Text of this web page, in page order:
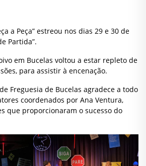
a Peça” estreou nos dias 29 e 30 de
Partida”.
em Bucelas voltou a estar repleto de
para assistir à encenação.
Freguesia de Bucelas agradece a todo
coordenados por Ana Ventura,
que proporcionaram o sucesso do